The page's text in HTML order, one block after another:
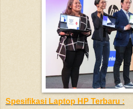
Spesifikasi Laptop HP Terbaru :